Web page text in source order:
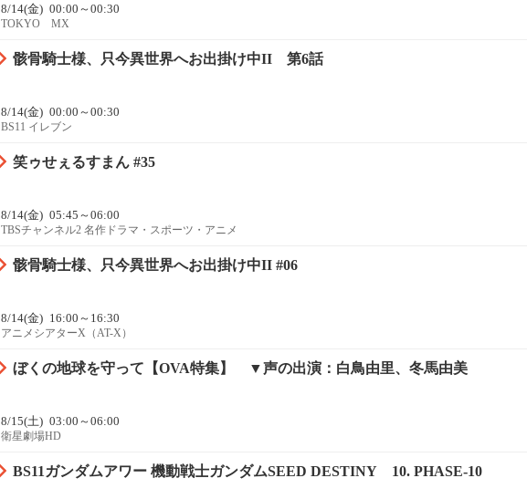
8/14(金) 00:00～00:30
TOKYO MX
骸骨騎士様、只今異世界へお出掛け中II 第6話
8/14(金) 00:00～00:30
BS11 イレブン
笑ゥせぇるすまん #35
8/14(金) 05:45～06:00
TBSチャンネル2 名作ドラマ・スポーツ・アニメ
骸骨騎士様、只今異世界へお出掛け中II #06
8/14(金) 16:00～16:30
アニメシアターX（AT-X）
ぼくの地球を守って【OVA特集】 ▼声の出演：白鳥由里、冬馬由美
8/15(土) 03:00～06:00
衛星劇場HD
BS11ガンダムアワー 機動戦士ガンダムSEED DESTINY 10. PHASE-10